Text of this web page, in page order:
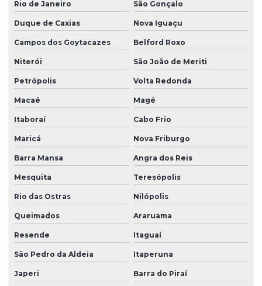
Mangueira de silicone fabricante
Mangueira de silicone transparente
Moldagem de borracha
Moldagem por injeção de borracha
Peças de borracha
Peças de borracha sob medida
Peças de borracha personalizadas
Peças em borracha silicone
Peças de borracha vedação
Peças especiais em silicone
Peças industriais de borracha
Peças em silicone
Rio de Janeiro São Gonçalo
Duque de Caxias Nova Iguaçu
Campos dos Goytacazes Belford Roxo
Niterói São João de Meriti
Petrópolis Volta Redonda
Macaé Magé
Itaboraí Cabo Frio
Maricá Nova Friburgo
Barra Mansa Angra dos Reis
Mesquita Teresópolis
Rio das Ostras Nilópolis
Queimados Araruama
Resende Itaguaí
São Pedro da Aldeia Itaperuna
Japeri Barra do Piraí